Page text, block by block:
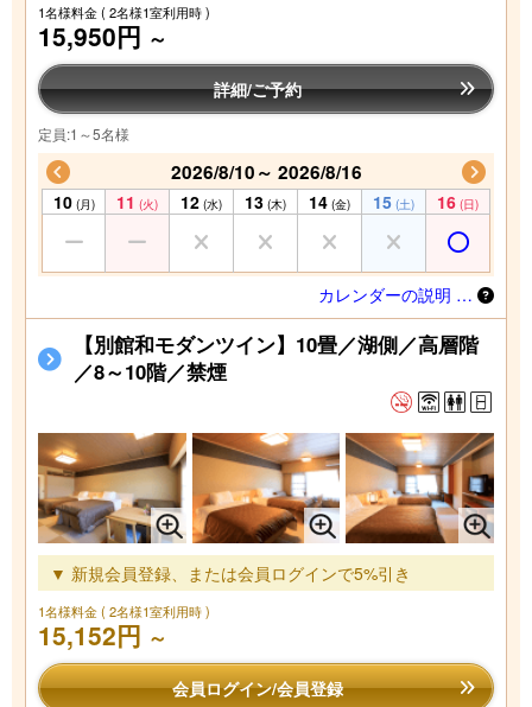
1名様料金( 2名様1室利用時 )
15,950円 ～
詳細/ご予約
定員:1～5名様
2026/8/10～ 2026/8/16
10 (月) 11 (火) 12 (水) 13 (木) 14 (金) 15 (土) 16 (日)
カレンダーの説明 …
【別館和モダンツイン】10畳／湖側／高層階
／8～10階／禁煙
▼ 新規会員登録、または会員ログインで5%引き
1名様料金( 2名様1室利用時 )
15,152円 ～
会員ログイン/会員登録